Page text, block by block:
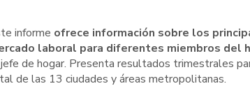
informe ofrece información sobre los
laboral para diferentes miembros del
de hogar. Presenta resultados trimestrales
de las 13 ciudades y áreas metropolitanas.